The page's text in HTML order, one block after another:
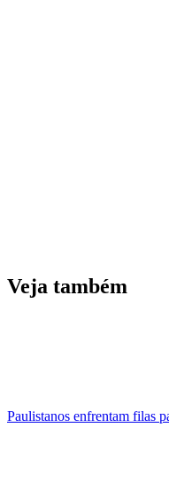
Veja também
Paulistanos enfrentam filas